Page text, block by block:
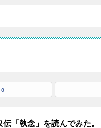
0
「執念」を読んでみた。